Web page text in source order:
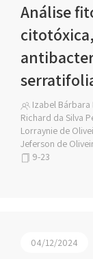
Análise
Izabel Bárbara
Richard da Silva
Lorraynie de
Jeferson de
9-23
04/12/2024